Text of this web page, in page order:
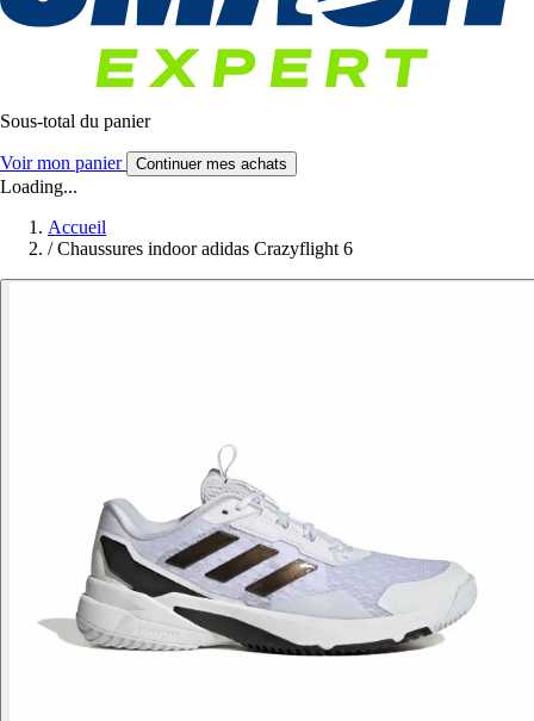
Sous-total du panier
Voir mon panier Continuer mes achats
Loading...
Accueil
/ Chaussures indoor adidas Crazyflight 6